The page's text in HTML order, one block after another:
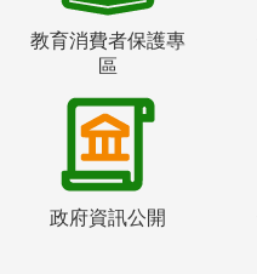
教育消費者保護專
區
政府資訊公開